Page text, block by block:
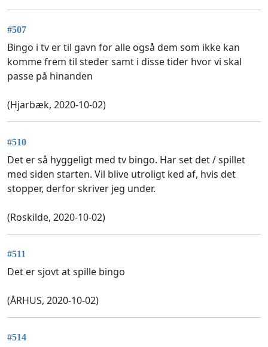
#507
Bingo i tv er til gavn for alle også dem som ikke kan
komme frem til steder samt i disse tider hvor vi skal
passe på hinanden
(Hjarbæk, 2020-10-02)
#510
Det er så hyggeligt med tv bingo. Har set det / spillet
med siden starten. Vil blive utroligt ked af, hvis det
stopper, derfor skriver jeg under.
(Roskilde, 2020-10-02)
#511
Det er sjovt at spille bingo
(ÅRHUS, 2020-10-02)
#514